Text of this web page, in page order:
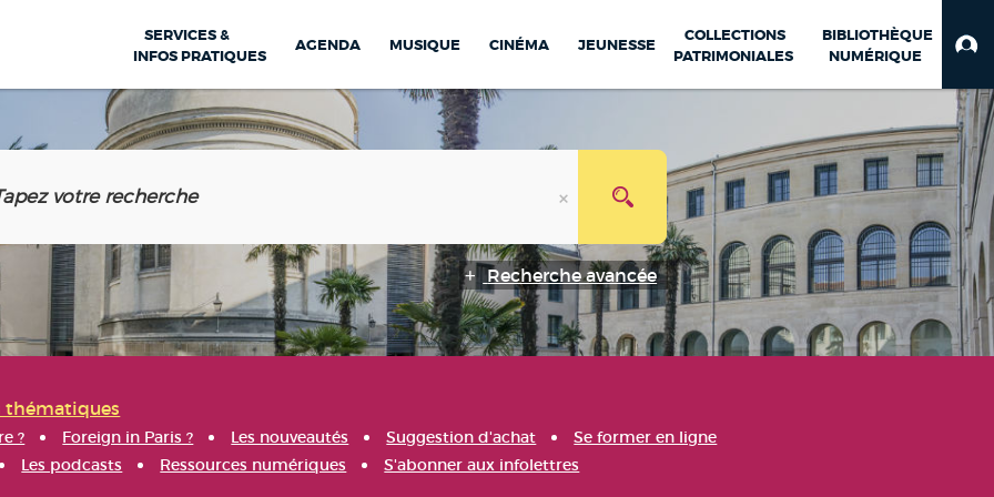
SERVICES &
INFOS PRATIQUES
AGENDA MUSIQUE CINÉMA JEUNESSE
COLLECTIONS
PATRIMONIALES
BIBLIOTHÈQUE
NUMÉRIQUE
Recherche avancée
thématiques
? Foreign in Paris ? Les nouveautés Suggestion d'achat
Se former en ligne
Les podcasts Ressources numériques S'abonner aux infolettres